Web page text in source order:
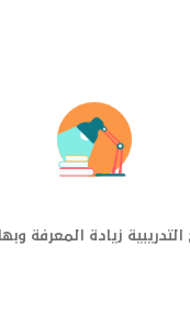
التدريبية زيادة المعرفة